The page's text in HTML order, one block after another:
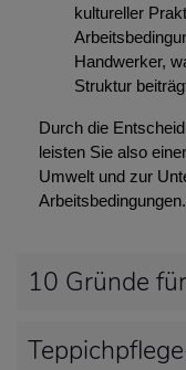
kultureller
Handwerker,
Struktur
Durch die
leisten Sie also
Umwelt und zur
Arbeitsbedingungen.
10 Gründe